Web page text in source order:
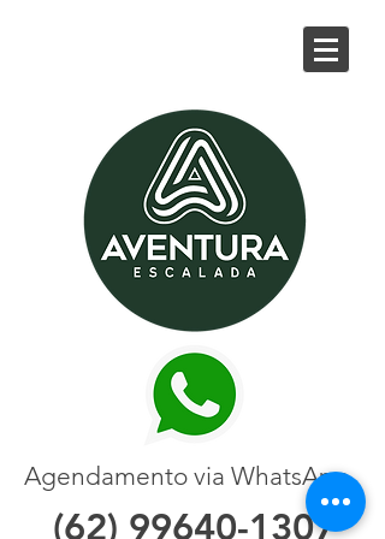
Agendamento via WhatsApp
(62) 99640-1307